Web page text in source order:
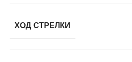
ХОД СТРЕЛКИ